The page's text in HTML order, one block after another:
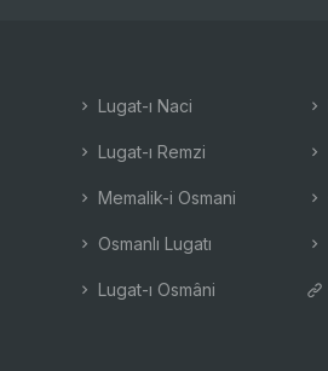
Lugat-ı Naci
Lugat-ı Remzi
Memalik-i Osmani
Osmanlı Lugatı
Lugat-ı Osmâni